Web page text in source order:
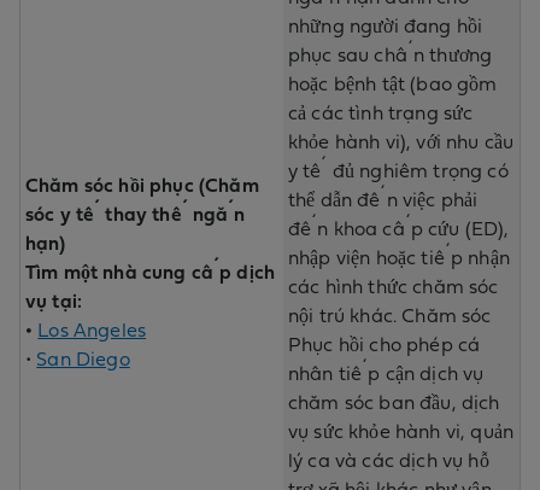
Chăm sóc hồi phục (Chăm
sóc y tế thay thế ngắn
hạn)
Tìm một nhà cung cấp dịch
vụ tại:
•
Los Angeles
• San Diego
những người đang hồi
phục sau chấn thương
hoặc bệnh tật (bao gồm
cả các tình trạng sức
khỏe hành vi), với nhu cầu
y tế đủ nghiêm trọng có
thể dẫn đến việc phải
đến khoa cấp cứu (ED),
nhập viện hoặc tiếp nhận
các hình thức chăm sóc
nội trú khác. Chăm sóc
Phục hồi cho phép cá
nhân tiếp cận dịch vụ
chăm sóc ban đầu, dịch
vụ sức khỏe hành vi, quản
lý ca và các dịch vụ hỗ